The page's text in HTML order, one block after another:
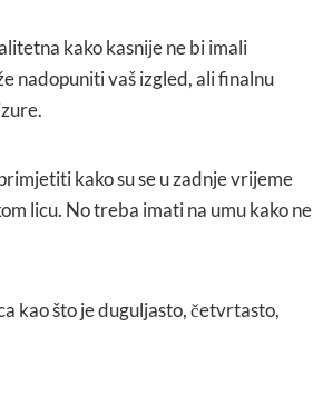
kako kasnije ne bi imali
nadopuniti vaš izgled, ali finalnu
kako su se u zadnje vrijeme
licu. No treba imati na umu kako ne
kao što je duguljasto, četvrtasto,